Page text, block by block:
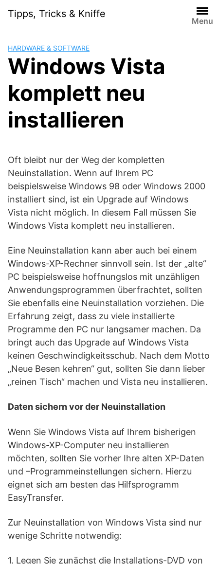
content
Tipps, Tricks & Kniffe
Menu
HARDWARE & SOFTWARE
Windows Vista
komplett neu
installieren
Oft bleibt nur der Weg der kompletten
Neuinstallation. Wenn auf Ihrem PC
beispielsweise Windows 98 oder Windows 2000
installiert sind, ist ein Upgrade auf Windows
Vista nicht möglich. In diesem Fall müssen Sie
Windows Vista komplett neu installieren.
Eine Neuinstallation kann aber auch bei einem
Windows-XP-Rechner sinnvoll sein. Ist der „alte“
PC beispielsweise hoffnungslos mit unzähligen
Anwendungsprogrammen überfrachtet, sollten
Sie ebenfalls eine Neuinstallation vorziehen. Die
Erfahrung zeigt, dass zu viele installierte
Programme den PC nur langsamer machen. Da
bringt auch das Upgrade auf Windows Vista
keinen Geschwindigkeitsschub. Nach dem Motto
„Neue Besen kehren“ gut, sollten Sie dann lieber
„reinen Tisch“ machen und Vista neu installieren.
Daten sichern vor der Neuinstallation
Wenn Sie Windows Vista auf Ihrem bisherigen
Windows-XP-Computer neu installieren
möchten, sollten Sie vorher Ihre alten XP-Daten
und –Programmeinstellungen sichern. Hierzu
eignet sich am besten das Hilfsprogramm
EasyTransfer.
Zur Neuinstallation von Windows Vista sind nur
wenige Schritte notwendig:
1. Legen Sie zunächst die Installations-DVD von